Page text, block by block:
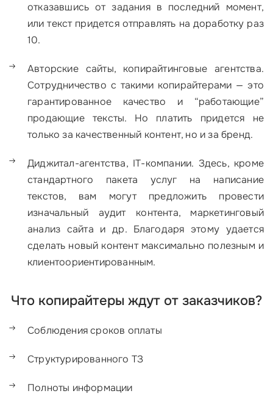
отказавшись от задания в последний момент,
или текст придется отправлять на доработку раз
10.
Авторские сайты, копирайтинговые агентства.
Сотрудничество с такими копирайтерами — это
гарантированное качество и “работающие”
продающие тексты. Но платить придется не
только за качественный контент, но и за бренд.
Диджитал-агентства, IT-компании. Здесь, кроме
стандартного пакета услуг на написание
текстов, вам могут предложить провести
изначальный аудит контента, маркетинговый
анализ сайта и др. Благодаря этому удается
сделать новый контент максимально полезным и
клиентоориентированным.
Что копирайтеры ждут от заказчиков?
Соблюдения сроков оплаты
Структурированного ТЗ
Полноты информации